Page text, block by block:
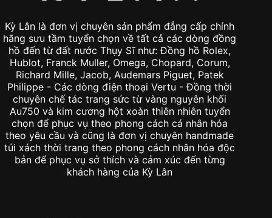
Kỳ Lân là đơn vị chuyên sản phẩm đẳng cấp chính
hãng sưu tầm tuyển chọn về tất cả các dòng đồng
hồ đến từ đất nước Thụy Sĩ như: Đồng hồ Rolex,
Hublot, Franck Muller, Omega, Chopard, Corum,
Richard Mille, Jacob, Audemars Piguet, Patek
Philippe - Các dòng điện thoại Vertu - Đồng thời
chuyên chế tác trang sức từ vàng nguyên khối
Au750 và kim cương hột xoàn thiên nhiên tuyển
chọn để phục vụ theo phong cách cá nhân hóa
theo yêu cầu và cũng là đơn vị chuyên handmade
túi xách thời trang theo phong cách nhân hóa độc
bản để phục vụ sở thích và cảm xúc đến từng
khách hàng của Kỳ Lân